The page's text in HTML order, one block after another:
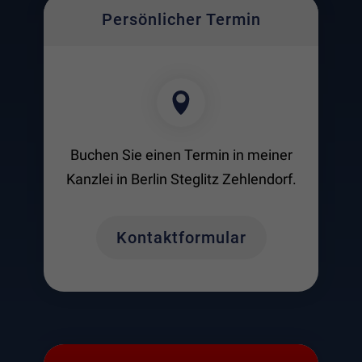
Persönlicher Termin
Buchen Sie einen Termin in meiner
Kanzlei in Berlin Steglitz Zehlendorf.
Kontaktformular
(Google Tag Manager)
einem Besucher zugeordnet werden.
Datenschutzerklärung
den Analytics Server übertragen werden.
Anbieter: Google
_gid(Google Tag Manager)